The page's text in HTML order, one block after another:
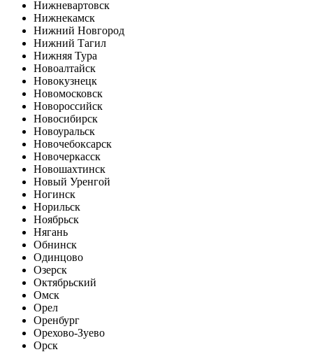
Нижневартовск
Нижнекамск
Нижний Новгород
Нижний Тагил
Нижняя Тура
Новоалтайск
Новокузнецк
Новомосковск
Новороссийск
Новосибирск
Новоуральск
Новочебоксарск
Новочеркасск
Новошахтинск
Новый Уренгой
Ногинск
Норильск
Ноябрьск
Нягань
Обнинск
Одинцово
Озерск
Октябрьский
Омск
Орел
Оренбург
Орехово-Зуево
Орск